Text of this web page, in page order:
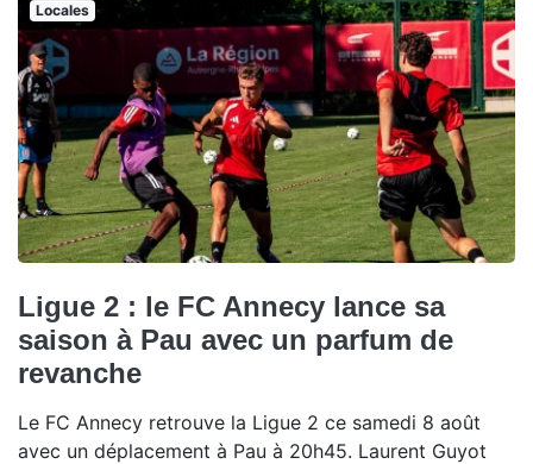
Locales
Ligue 2 : le FC Annecy lance sa
saison à Pau avec un parfum de
revanche
Le FC Annecy retrouve la Ligue 2 ce samedi 8 août
avec un déplacement à Pau à 20h45. Laurent Guyot